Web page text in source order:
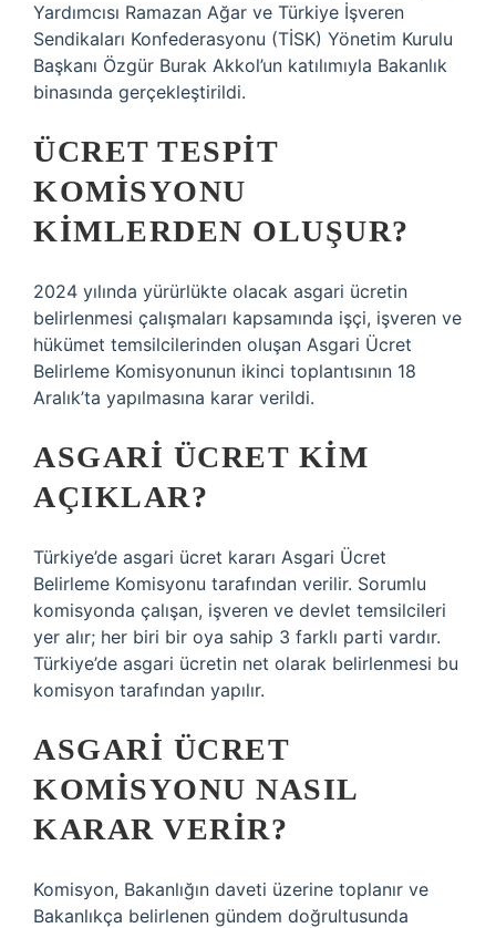
Yardımcısı Ramazan Ağar ve Türkiye İşveren
Sendikaları Konfederasyonu (TİSK) Yönetim Kurulu
Başkanı Özgür Burak Akkol’un katılımıyla Bakanlık
binasında gerçekleştirildi.
ÜCRET TESPIT
KOMISYONU
KIMLERDEN OLUŞUR?
2024 yılında yürürlükte olacak asgari ücretin
belirlenmesi çalışmaları kapsamında işçi, işveren ve
hükümet temsilcilerinden oluşan Asgari Ücret
Belirleme Komisyonunun ikinci toplantısının 18
Aralık’ta yapılmasına karar verildi.
ASGARI ÜCRET KIM
AÇIKLAR?
Türkiye’de asgari ücret kararı Asgari Ücret
Belirleme Komisyonu tarafından verilir. Sorumlu
komisyonda çalışan, işveren ve devlet temsilcileri
yer alır; her biri bir oya sahip 3 farklı parti vardır.
Türkiye’de asgari ücretin net olarak belirlenmesi bu
komisyon tarafından yapılır.
ASGARI ÜCRET
KOMISYONU NASIL
KARAR VERIR?
Komisyon, Bakanlığın daveti üzerine toplanır ve
Bakanlıkça belirlenen gündem doğrultusunda